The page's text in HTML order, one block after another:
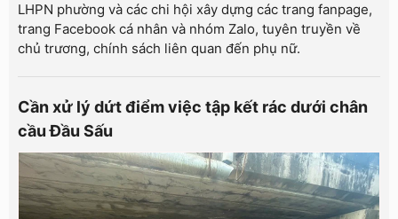
LHPN phường và các chi hội xây dựng các trang fanpage,
trang Facebook cá nhân và nhóm Zalo, tuyên truyền về
chủ trương, chính sách liên quan đến phụ nữ.
Cần xử lý dứt điểm việc tập kết rác dưới chân
cầu Đầu Sấu